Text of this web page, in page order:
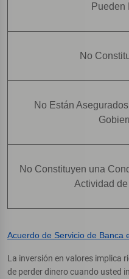
Pueden
No
No Están
No Constituyen una
Actividad
Acuerdo de Servicio de Banca
La inversión en valores implica
de perder dinero cuando usted